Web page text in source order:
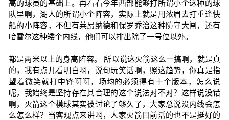
高的球员的基础上。再看看今年西部能够打所谓小个这种的球
队里啊，湖人的所谓小个阵容，实际上就是用浓眉去打重逢快
船的小阵容，不但有莱昂纳德和保罗乔治这种防守大闸，还有
哈雷尔这种矮个内线，他们可以排出除了一号位以外。
都是两米以上的身高阵容。 所以说这火箭这么一搞啊，就是真
的，我有点儿看明白啊，说句玩笑话啊，照这趋势，你真是指
望着微笑就打中锋啊啊，场均的必须得有十个版本，怎么说
呢，我始终是坚持存在其合理的这个说法对不对？这样说没错
啊，火箭这个模球其实被讨论了够久了，大家总说没内线会怎
么怎么样？当客观点来讲啊，人家火箭目前活的也不是挺好的